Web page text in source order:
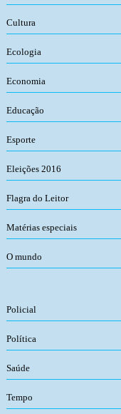
Cultura
Ecologia
Economia
Educação
Esporte
Eleições 2016
Flagra do Leitor
Matérias especiais
O mundo
Policial
Política
Saúde
Tempo